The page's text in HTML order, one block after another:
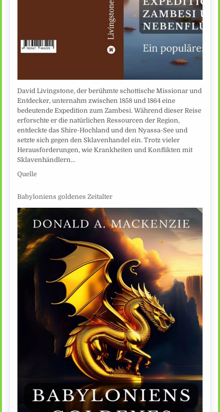
David Livingstone, der berühmte schottische Missionar und
Entdecker, unternahm zwischen 1858 und 1864 eine
bedeutende Expedition zum Zambesi. Während dieser Reise
erforschte er die natürlichen Ressourcen der Region,
entdeckte das Shire-Hochland und den Nyassa-See und
setzte sich gegen den Sklavenhandel ein. Trotz vieler
Herausforderungen, wie Krankheiten und Konflikten mit
Sklavenhändlern…
Quelle
Babyloniens goldenes Zeitalter